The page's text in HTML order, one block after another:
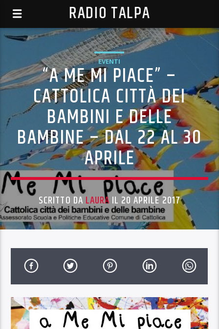
RADIO TALPA
EVENTI
“A ME MI PIACE” –
CATTOLICA CITTÀ DEI
BAMBINI E DELLE
BAMBINE – DAL 22 AL 30
APRILE
SCRITTO DA LAURA IL 20 APRILE 2017